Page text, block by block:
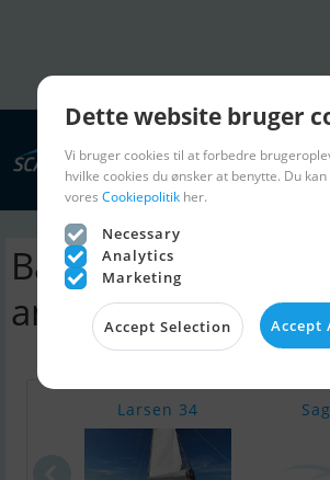
Bavaria C65
annoncer
Larsen 34
Dette website bruger
Vi bruger cookies til at forbedre
hvilke cookies du ønsker at benytte. Du
vores Cookiepolitik her.
Necessary
Analytics
Marketing
Accept Selection Accept